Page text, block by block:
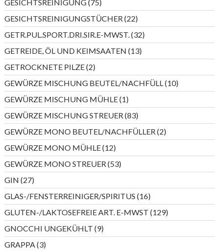
GESICHTSREINIGUNG 75
Produkte
GESICHTSREINIGUNGSTÜCHER 2222
Produkte
GETR.PUL.SPORT.DRI.SIR.E-MWST. 3232
Produkte
GETREIDE, ÖL UND KEIMSAATEN 1313
Produkte
GETROCKNETE PILZE 22
Produkte
GEWÜRZE MISCHUNG BEUTEL/NACHFÜLL 1010
Produkte
GEWÜRZE MISCHUNG MÜHLE 11
Produkt
GEWÜRZE MISCHUNG STREUER 8383
Produkte
GEWÜRZE MONO BEUTEL/NACHFÜLLER 22
Produkte
GEWÜRZE MONO MÜHLE 1212
Produkte
GEWÜRZE MONO STREUER 5353
Produkte
GIN 2727
Produkte
GLAS-/FENSTERREINIGER/SPIRITUS 1616
Produkte
GLUTEN-/LAKTOSEFREIE ART. E-MWST 129129
Produkte
GNOCCHI UNGEKÜHLT 99
Produkte
GRAPPA 33